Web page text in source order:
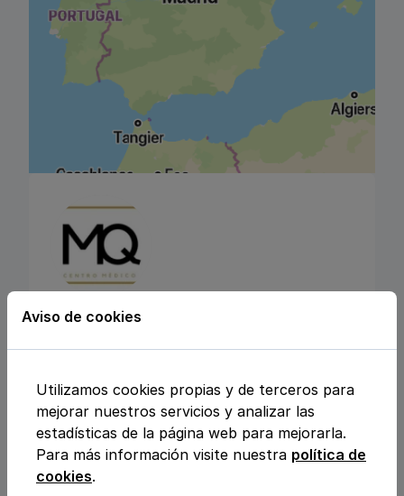
Calle Julio Rey Pastor nº6, 28702, San
Sebastián de los Reyes, Madrid
Análisis clínicos
Aviso de cookies
Utilizamos cookies propias y de terceros para
mejorar nuestros servicios y analizar las
estadísticas de la página web para mejorarla.
Para más información visite nuestra política de
cookies.